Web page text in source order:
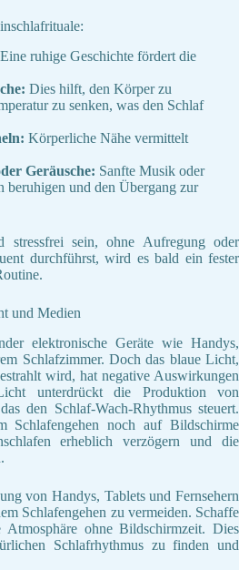
Eine ruhige Geschichte fördert die
Dies hilft, den Körper zu
zu senken, was den Schlaf
Körperliche Nähe vermittelt
Geräusche: Sanfte Musik oder
beruhigen und den Übergang zur
sein, ohne Aufregung oder
durchführst, wird es bald ein fester
und Medien
elektronische Geräte wie Handys,
Schlafzimmer. Doch das blaue Licht,
wird, hat negative Auswirkungen
unterdrückt die Produktion von
den Schlaf-Wach-Rhythmus steuert.
noch auf Bildschirme
erheblich verzögern und die
von Handys, Tablets und Fernsehern
Schlafengehen zu vermeiden. Schaffe
Atmosphäre ohne Bildschirmzeit. Dies
Schlafrhythmus zu finden und